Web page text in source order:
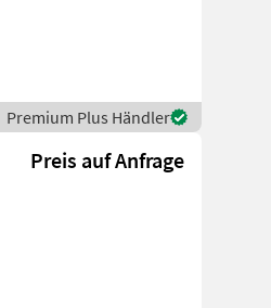
Premium Plus Händler
Preis auf Anfrage